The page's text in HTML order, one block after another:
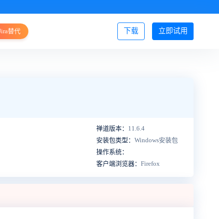
立即试用
下载
替代 登录/注册
禅道版本： 11.6.4
安装包类型： Windows安装包
操作系统：
客户端浏览器： Firefox